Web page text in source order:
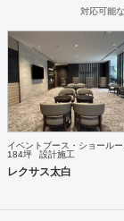
きな特
対応可能
イベントブース・ショールー
184坪
設計施工
レクサス太白